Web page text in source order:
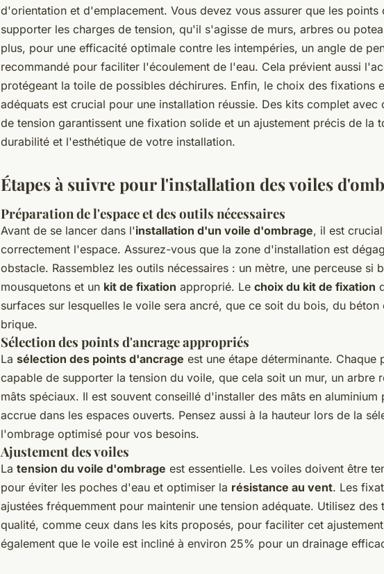
d'orientation et d'emplacement. Vous devez vous assurer que les points
supporter les charges de tension, qu'il s'agisse de murs, arbres ou
plus, pour une efficacité optimale contre les intempéries, un angle de
recommandé pour faciliter l'écoulement de l'eau. Cela prévient aussi
protégeant la toile de possibles déchirures. Enfin, le choix des fixations
adéquats est crucial pour une installation réussie. Des kits complet avec
de tension garantissent une fixation solide et un ajustement précis de la
durabilité et l'esthétique de votre installation.
Étapes à suivre pour l'installation des voiles
Préparation de l'espace et des outils nécessaires
Avant de se lancer dans l'installation d'un voile d'ombrage, il est
correctement l'espace. Assurez-vous que la zone d'installation est
obstacle. Rassemblez les outils nécessaires : un mètre, une perceuse si
mousquetons et un kit de fixation approprié. Le choix du kit de fixation
surfaces sur lesquelles le voile sera ancré, que ce soit du bois, du béton
brique.
Sélection des points d'ancrage appropriés
La sélection des points d'ancrage est une étape déterminante. Chaque
capable de supporter la tension du voile, que cela soit un mur, un arbre
mâts spéciaux. Il est souvent conseillé d'installer des mâts en
accrue dans les espaces ouverts. Pensez aussi à la hauteur lors de la
l'ombrage optimisé pour vos besoins.
Ajustement des voiles
La tension du voile d'ombrage est essentielle. Les voiles doivent être
pour éviter les poches d'eau et optimiser la résistance au vent. Les
ajustées fréquemment pour maintenir une tension adéquate. Utilisez des
qualité, comme ceux dans les kits proposés, pour faciliter cet
également que le voile est incliné à environ 25% pour un drainage